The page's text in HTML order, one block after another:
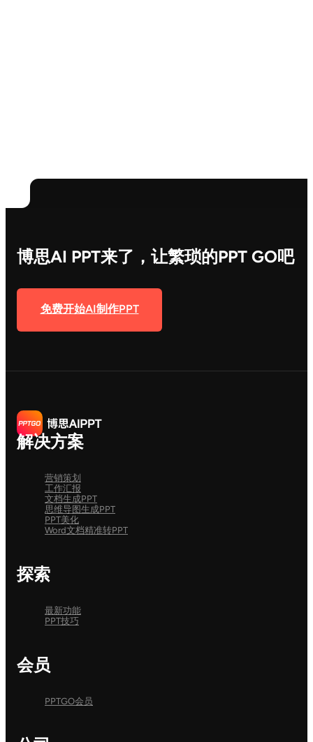
博思AI PPT来了，让繁琐的PPT GO吧
免费开始AI制作PPT
解决方案
营销策划
工作汇报
文档生成PPT
思维导图生成PPT
PPT美化
Word文档精准转PPT
探索
最新功能
PPT技巧
会员
PPTGO会员